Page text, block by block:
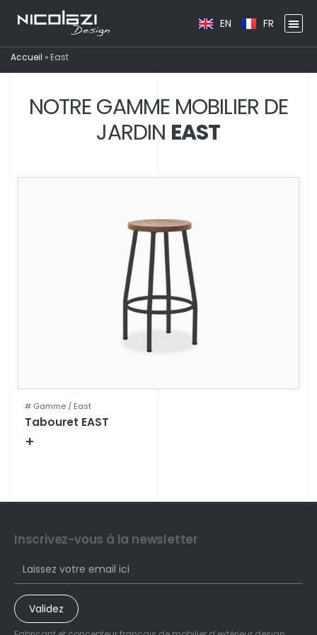
EN FR
Accueil »East
NOTRE GAMME MOBILIER DE
JARDIN EAST
# Gamme / East
Tabouret EAST
+
Inscrivez-vous à la newsletter
Validez